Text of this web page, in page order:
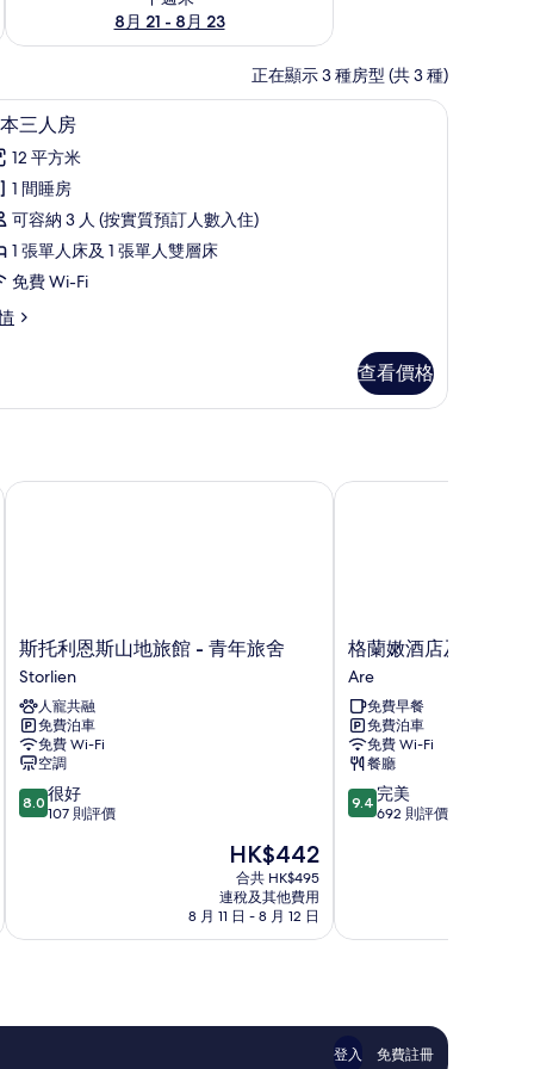
8月 21 - 8月 23
正在顯示 3 種房型 (共 3 種)
2 三人房
12 平方米
1 間睡房
可容納 3 人 (按實質預訂人數入住)
1 張單人床及 1 張單人雙層床
免費 Wi-Fi
查看價格
斯
托
利
恩
斯
山
地
旅
館
Storlien
斯托利恩斯山地旅館 - 青年旅舍
Storlien
人寵共融
免費泊車
免費 Wi-Fi
空調
8.0
分
很
評
8.0 很好
107 則評價
現
售
HK$442
HK$442
合共 HK$495
連稅及其他費用
8 月 11 日 - 8 月 12 日
斯托利恩斯山地旅館 - 青年旅舍
格
蘭
嫩
酒
店
及
餐
廳
Are
格蘭嫩酒店及餐廳
Are
免費早餐
免費泊車
免費 Wi-Fi
餐廳
9.4
分
完
評
價
9.4 完美
692 則評價
格蘭嫩酒店及餐廳
登入 免費註冊